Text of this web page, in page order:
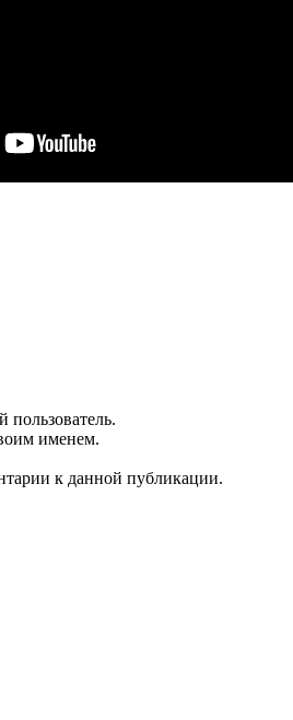
именем.
к данной публикации.